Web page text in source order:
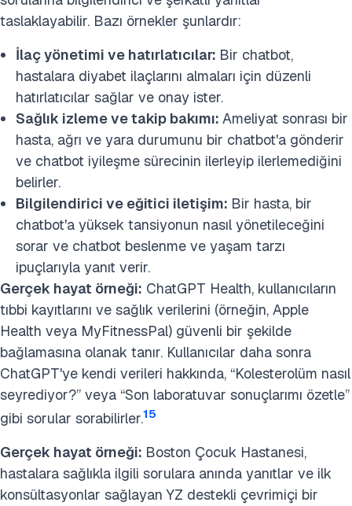
taslaklayabilir. Bazı örnekler şunlardır:
İlaç yönetimi ve hatırlatıcılar: Bir chatbot,
hastalara diyabet ilaçlarını almaları için düzenli
hatırlatıcılar sağlar ve onay ister.
Sağlık izleme ve takip bakımı: Ameliyat sonrası bir
hasta, ağrı ve yara durumunu bir chatbot'a gönderir
ve chatbot iyileşme sürecinin ilerleyip ilerlemediğini
belirler.
Bilgilendirici ve eğitici iletişim: Bir hasta, bir
chatbot'a yüksek tansiyonun nasıl yönetileceğini
sorar ve chatbot beslenme ve yaşam tarzı
ipuçlarıyla yanıt verir.
Gerçek hayat örneği: ChatGPT Health, kullanıcıların
tıbbi kayıtlarını ve sağlık verilerini (örneğin, Apple
Health veya MyFitnessPal) güvenli bir şekilde
bağlamasına olanak tanır. Kullanıcılar daha sonra
ChatGPT'ye kendi verileri hakkında, “Kolesterolüm nasıl
seyrediyor?” veya “Son laboratuvar sonuçlarımı özetle”
gibi sorular sorabilirler.15
Gerçek hayat örneği: Boston Çocuk Hastanesi,
hastalara sağlıkla ilgili sorulara anında yanıtlar ve ilk
konsültasyonlar sağlayan YZ destekli çevrimiçi bir